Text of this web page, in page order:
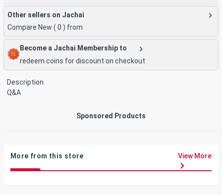
Other sellers on Jachai
Compare New ( 0 ) from
Become a Jachai Membership to
redeem coins for discount on checkout
Description
Q&A
Sponsored Products
More from this store View More